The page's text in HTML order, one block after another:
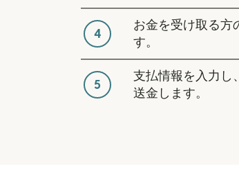
4
お金を受け取る方
す。
5
支払情報を入力し、
送金します。